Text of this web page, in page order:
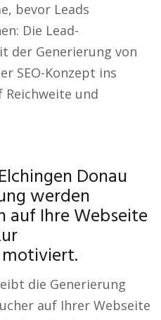
bevor Leads
Die Lead-
der Generierung von
SEO-Konzept ins
Reichweite und
Donau
werden
auf Ihre Webseite
die Generierung
auf Ihrer Webseite